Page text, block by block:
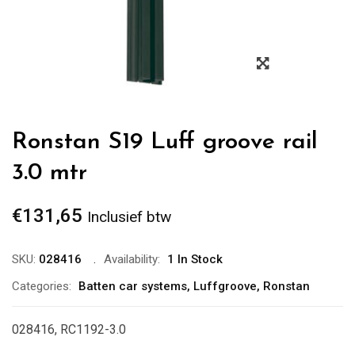
Zoom
Ronstan S19 Luff groove rail
3.0 mtr
€131,65 Inclusief btw
SKU: 028416 Availability:
1 In Stock
Categories:
Batten car systems, Luffgroove, Ronstan
028416, RC1192-3.0